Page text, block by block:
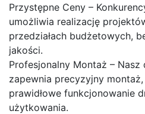
Przystępne Ceny –
umożliwia realizację
przedziałach budżetowych,
jakości.
Profesjonalny Montaż – Nasz
zapewnia precyzyjny
prawidłowe funkcjonowanie
użytkowania.